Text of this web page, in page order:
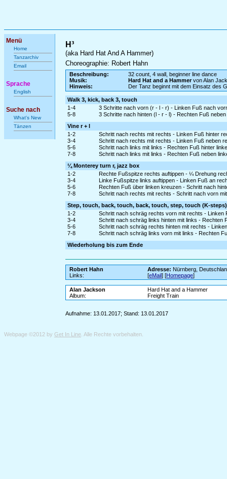
Menü
Home
Tanzarchiv
Email
Sprache
English
Suche nach
What's New
Tänzen
H³
(aka Hard Hat And A Hammer)
Choreographie: Robert Hahn
Beschreibung:
32 count, 4 wall, beginner line dance
Musik:
Hard Hat and a Hammervon Alan
Hinweis:
Der Tanz beginnt mit dem Einsatz des
Walk 3, kick, back 3, touch
1-4
3 Schritte nach vorn (r - l - r) - Linken Fuß nach
5-8
3 Schritte nach hinten (l - r - l) - Rechten Fuß neben
Vine r + l
1-2
Schritt nach rechts mit rechts - Linken Fuß hinter
3-4
Schritt nach rechts mit rechts - Linken Fuß neben
5-6
Schritt nach links mit links - Rechten Fuß hinter
7-8
Schritt nach links mit links - Rechten Fuß neben
¼ Monterey turn r, jazz box
1-2
Rechte Fußspitze rechts auftippen - ¼ Drehung
3-4
Linke Fußspitze links auftippen - Linken Fuß an
5-6
Rechten Fuß über linken kreuzen - Schritt nach
7-8
Schritt nach rechts mit rechts - Schritt nach vorn
Step, touch, back, touch, back, touch, step, touch (K-steps)
1-2
Schritt nach schräg rechts vorn mit rechts - Linken
3-4
Schritt nach schräg links hinten mit links - Rechten
5-6
Schritt nach schräg rechts hinten mit rechts -
7-8
Schritt nach schräg links vorn mit links - Rechten
Wiederholung bis zum Ende
Robert Hahn Adresse: Nürnberg,
Links:
[eMail] [Homepage]
Alan Jackson
Hard Hat and a Hammer
Album:
Freight Train
Aufnahme: 13.01.2017; Stand: 13.01.2017
Webpage ©2012 by Get In Line . Alle Rechte vorbehalten.